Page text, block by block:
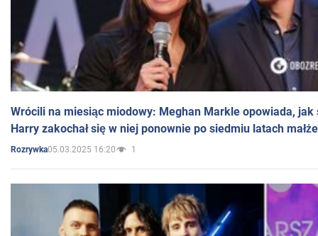
Wrócili na miesiąc miodowy: Meghan Markle opowiada, jak
Harry zakochał się w niej ponownie po siedmiu latach
Rozrywka05.03.2025 16:20 1